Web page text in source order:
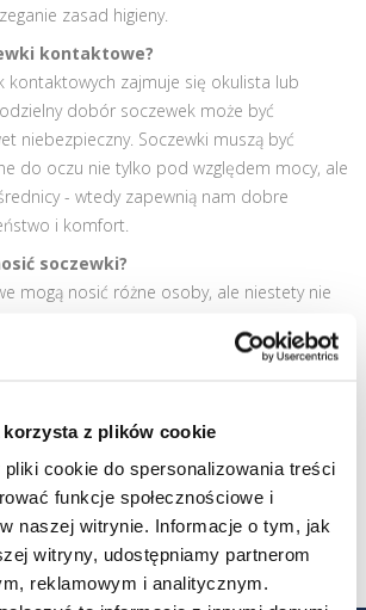
z plików cookie
cookie do spersonalizowania treści
funkcje społecznościowe i
naszej witrynie. Informacje o tym, jak
witryny, udostępniamy partnerom
reklamowym i analitycznym.
zasad higieny.
kontaktowe?
kontaktowych zajmuje się okulista lub
dobór soczewek może być
niebezpieczny. Soczewki muszą być
do oczu nie tylko pod względem mocy, ale
- wtedy zapewnią nam dobre
i komfort.
soczewki?
mogą nosić różne osoby, ale niestety nie
u specjalisty. Może się zdarzyć, że okulista
soczewki?
mogą nosić również dzieci - oczywiście
na to zgodę okulista lub
kontaktowe zapewnią dziecku większą
np. w szkole lub podczas zabawy. Dziecko